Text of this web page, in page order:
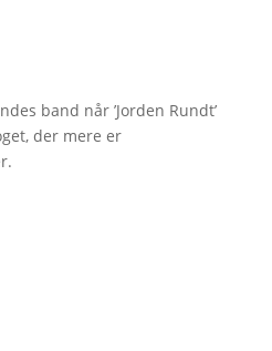
band når ’Jorden Rundt’
der mere er